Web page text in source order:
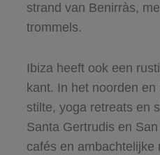
strand van Benirràs,
trommels.
Ibiza heeft ook een
kant. In het noorden
stilte, yoga retreats en
Santa Gertrudis en
cafés en ambachtelijke